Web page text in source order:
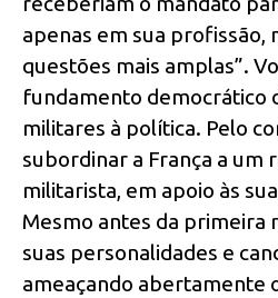
apenas em sua profissão,
questões mais amplas”.
fundamento democrático
militares à política. Pelo
subordinar a França a um
militarista, em apoio às
Mesmo antes da primeira
suas personalidades e
ameaçando abertamente